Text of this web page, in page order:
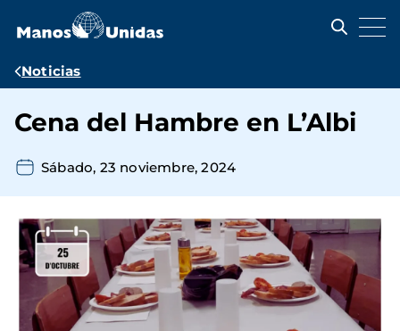
contenido
Ruta
navegación
Noticias
Cena del Hambre en L’Albi
Sábado, 23 noviembre, 2024